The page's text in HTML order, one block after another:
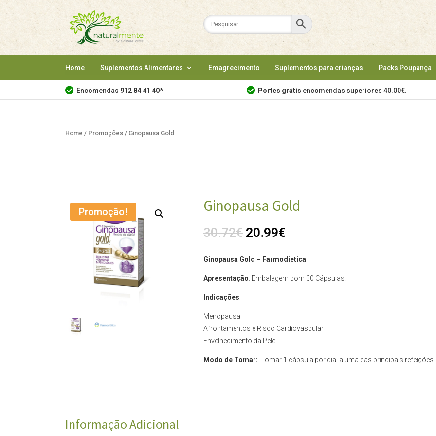
Home Suplementos Alimentares Emagrecimento Suplementos para crianças Packs Poupança
Encomendas 912 84 41 40* Portes grátis encomendas superiores 40.00€.
Home / Promoções / Ginopausa Gold
Promoção! Ginopausa Gold
30.72€ 20.99€
Ginopausa Gold – Farmodietica
Apresentação: Embalagem com 30 Cápsulas.
Indicações:
Menopausa
Afrontamentos e Risco Cardiovascular
Envelhecimento da Pele.
Modo de Tomar: Tomar 1 cápsula por dia, a uma das principais refeições.
Informação Adicional